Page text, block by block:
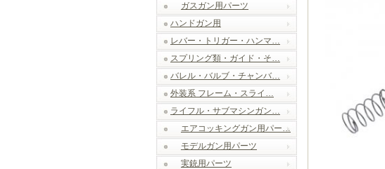
ガスガン用パーツ
ハンドガン用
レバー・トリガー・ハンマ…
スプリング類・ガイド・そ…
バレル・バルブ・チャンバ…
外装系 フレーム・スライ…
ライフル・サブマシンガン…
エアコッキングガン用パー…
モデルガン用パーツ
実銃用パーツ